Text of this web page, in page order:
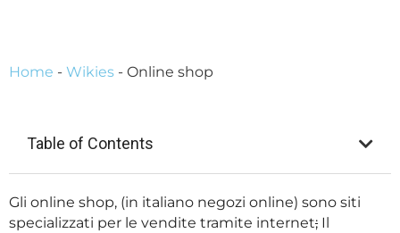
Home - Wikies - Online shop
Table of Contents
Gli online shop, (in italiano negozi online) sono siti
specializzati per le vendite tramite internet; Il